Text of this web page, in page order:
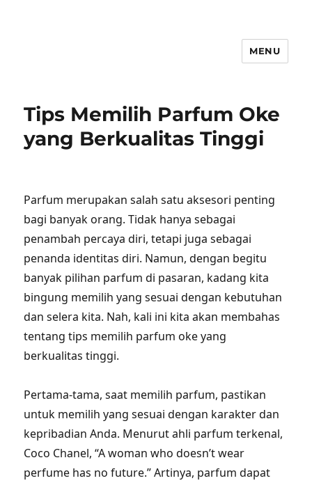
MENU
Tips Memilih Parfum Oke
yang Berkualitas Tinggi
Parfum merupakan salah satu aksesori penting
bagi banyak orang. Tidak hanya sebagai
penambah percaya diri, tetapi juga sebagai
penanda identitas diri. Namun, dengan begitu
banyak pilihan parfum di pasaran, kadang kita
bingung memilih yang sesuai dengan kebutuhan
dan selera kita. Nah, kali ini kita akan membahas
tentang tips memilih parfum oke yang
berkualitas tinggi.
Pertama-tama, saat memilih parfum, pastikan
untuk memilih yang sesuai dengan karakter dan
kepribadian Anda. Menurut ahli parfum terkenal,
Coco Chanel, “A woman who doesn’t wear
perfume has no future.” Artinya, parfum dapat